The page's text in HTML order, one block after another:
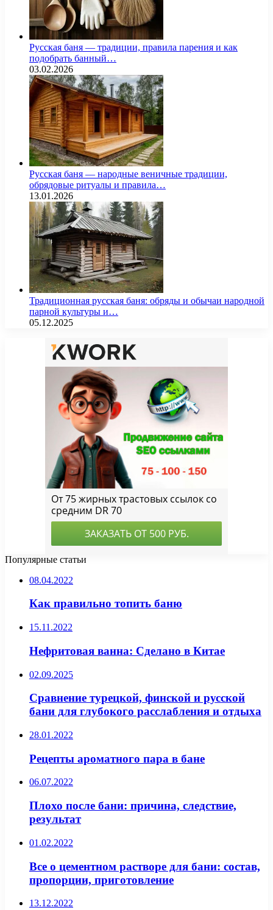
Русская баня — традиции, правила парения и как
подобрать банный…
03.02.2026
Русская баня — народные веничные традиции,
обрядовые ритуалы и правила…
13.01.2026
Традиционная русская баня: обряды и обычаи народной
парной культуры и…
05.12.2025
Популярные статьи
08.04.2022
Как правильно топить баню
15.11.2022
Нефритовая ванна: Сделано в Китае
02.09.2025
Сравнение турецкой, финской и русской
бани для глубокого расслабления и отдыха
28.01.2022
Рецепты ароматного пара в бане
06.07.2022
Плохо после бани: причина, следствие,
результат
01.02.2022
Все о цементном растворе для бани: состав,
пропорции, приготовление
13.12.2022